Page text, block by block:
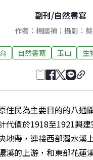
副刊/自然書寫
作者：楊國禎；攝影：
自然書寫 玉山 生
住民為主要目的的八通
代價於1918至1921興
地帶，連接西部濁水溪
溪的上游，和東部花蓮